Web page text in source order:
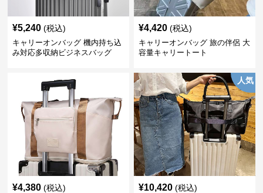
¥5,240 (税込)
キャリーオンバッグ 機内持ち込
み対応多収納ビジネスバッグ
¥4,420 (税込)
キャリーオンバッグ 旅の伴侶 大
容量キャリートート
¥4,380 (税込)
人気
¥10,420 (税込)